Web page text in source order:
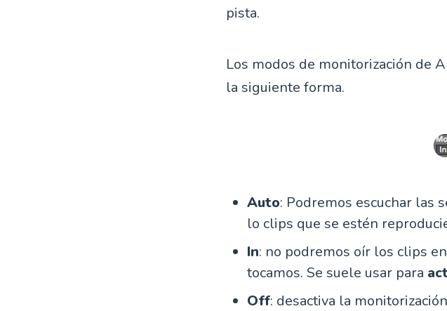
pista.
Los modos de monitorización de
la siguiente forma.
Auto: Podremos escuchar las
lo clips que se estén
In: no podremos oír los clips
tocamos. Se suele usar para
Off: desactiva la